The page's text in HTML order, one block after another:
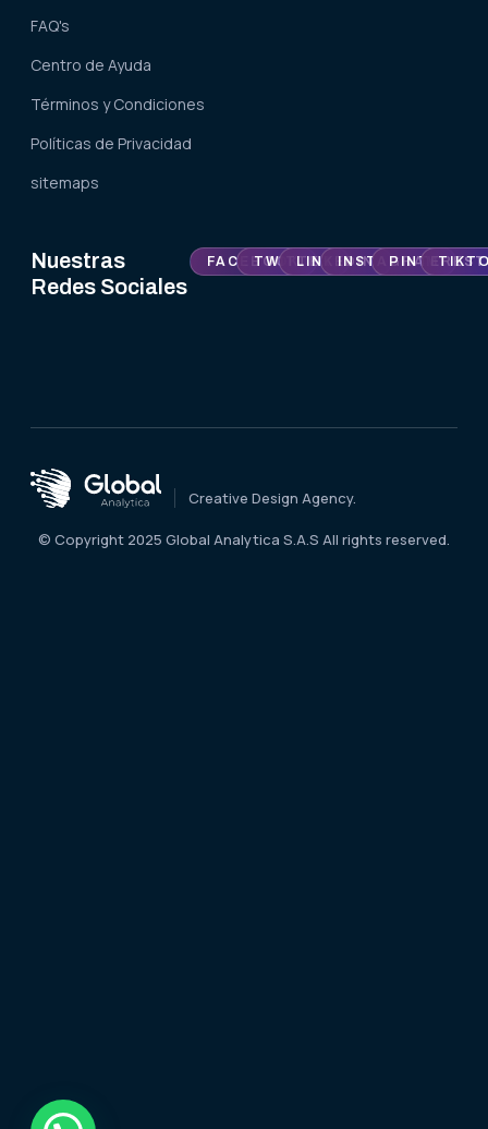
FAQ's
Centro de Ayuda
Términos y Condiciones
Políticas de Privacidad
sitemaps
Nuestras
Redes Sociales
FACEBOOK
TWITTERLINKEDININSTAGRAMPINTEREST
Creative Design Agency.
© Copyright 2025 Global Analytica S.A.S All rights reserved.